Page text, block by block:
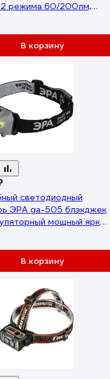
2 режима 60/200лм,
на каску, магнит, Li-
4606400106852
В корзину
светодиодный
ЭРА ga-505 блэкджек
мощный яркий
Б0057455
В корзину